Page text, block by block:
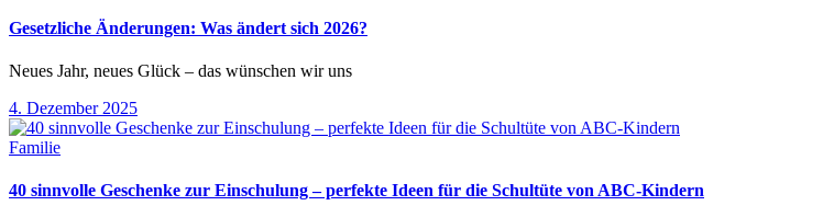
Gesetzliche Änderungen: Was ändert sich 2026?
Neues Jahr, neues Glück – das wünschen wir uns
4. Dezember 2025
Familie
40 sinnvolle Geschenke zur Einschulung – perfekte Ideen für die Schultüte von ABC-Kindern